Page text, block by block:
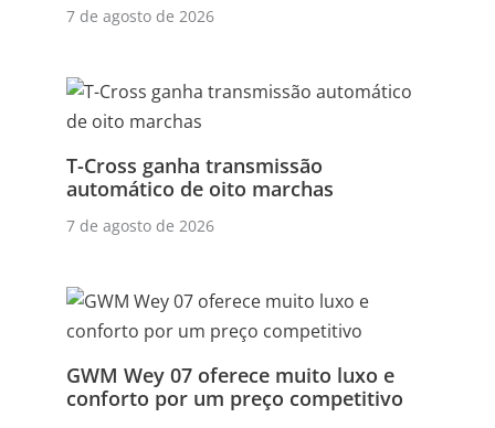
7 de agosto de 2026
T-Cross ganha transmissão
automático de oito marchas
7 de agosto de 2026
GWM Wey 07 oferece muito luxo e
conforto por um preço competitivo